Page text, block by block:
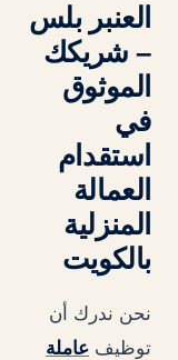
العنبر بلس
– شريكك
الموثوق
في
استقدام
العمالة
المنزلية
بالكويت
نحن ندرك أن
توظيف عاملة